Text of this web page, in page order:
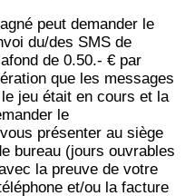
peut demander le
du/des SMS de
de 0.50.- € par
que les messages
jeu était en cours et la
le
présenter au siège
bureau (jours ouvrables
la preuve de votre
et/ou la facture